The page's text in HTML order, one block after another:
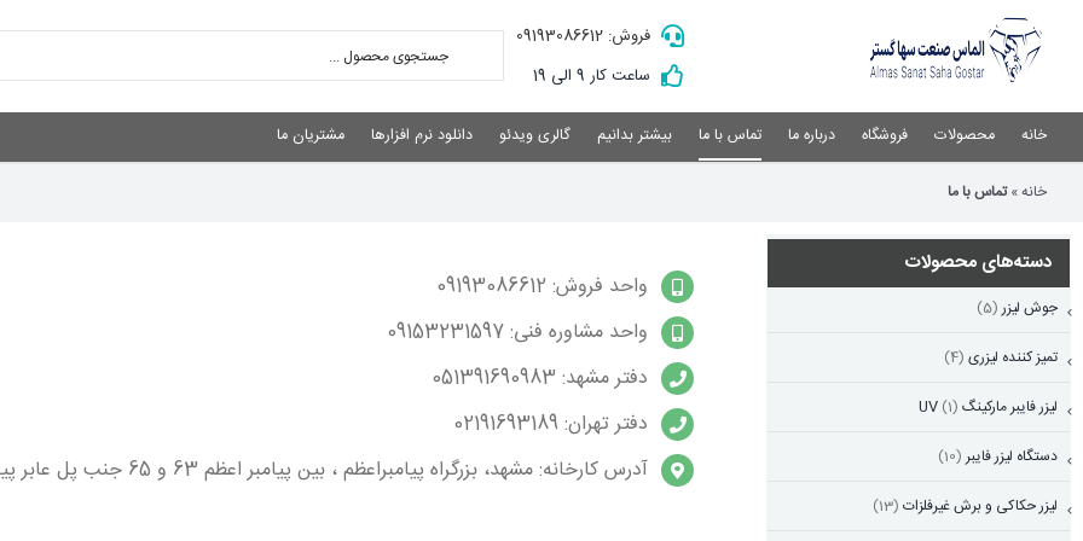
content
فروش: 09193086612
ساعت کار 9 الی 19
خانه محصولات فروشگاه درباره ما تماس با ما بیشتر بدانیم گالری ویدئو دانلود نرم افزارها مشتریان ما
خانه»تماس با ما
واحد فروش: 09193086612
واحد مشاوره فنی: 09153231597
دفتر مشهد: 051391690983
دفتر تهران: 02191693189
آدرس کارخانه: مشهد، بزرگراه پیامبراعظم ، بین پیامبر اعظم 63 و 65 جنب پل عابر پیاده
دسته‌های محصولات
جوش لیزر (5)
تمیز کننده لیزری (4)
لیزر فایبر مارکینگ UV (1)
دستگاه لیزر فایبر (10)
لیزر حکاکی و برش غیرفلزات (13)